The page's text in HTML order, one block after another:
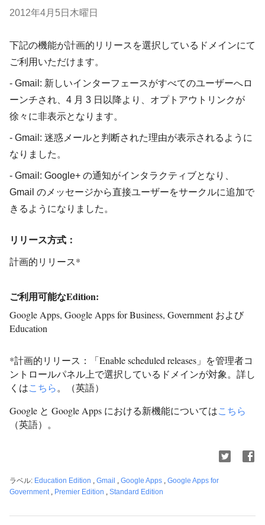
2012年4月5日木曜日
下記の機能が計画的リリースを選択しているドメインにて
ご利用いただけます。
- Gmail: 新しいインターフェースがすべてのユーザーへロ
ーンチされ、4 月 3 日以降より、オプトアウトリンクが
徐々に非表示となります。
- Gmail: 迷惑メールと判断された理由が表示されるように
なりました。
- Gmail: Google+ の通知がインタラクティブとなり、
Gmail のメッセージから直接ユーザーをサークルに追加で
きるようになりました。
リリース方式：
計画的リリース*
ご利用可能なEdition:
Google Apps, Google Apps for Business, Government および
Education
*計画的リリース：「Enable scheduled releases」を管理者コ
ントロールパネル上で選択しているドメインが対象。詳し
くはこちら。（英語）
Google と Google Apps における新機能についてはこちら
（英語）。
ラベル: Education Edition , Gmail , Google Apps , Google Apps for
Government , Premier Edition , Standard Edition